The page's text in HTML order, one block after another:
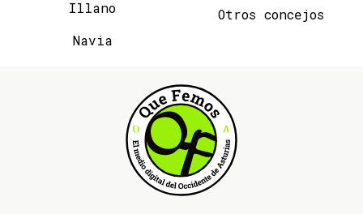
Illano
Navia
Otros concejos